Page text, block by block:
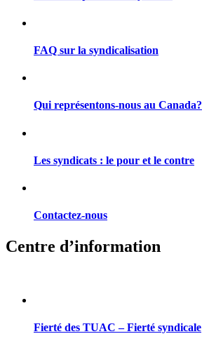
FAQ sur la syndicalisation
Qui représentons-nous au Canada?
Les syndicats : le pour et le contre
Contactez-nous
Centre d’information
Fierté des TUAC – Fierté syndicale